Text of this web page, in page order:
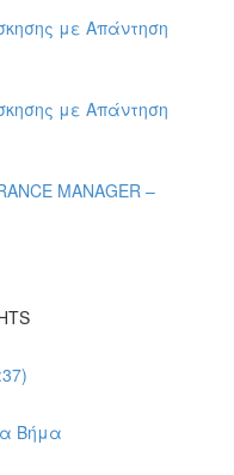
με Απάντηση
με Απάντηση
MANAGER –
Βήμα